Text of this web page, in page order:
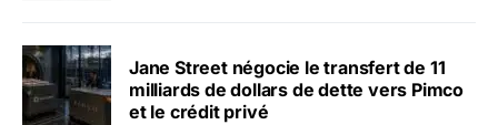
Jane Street négocie le transfert de 11
milliards de dollars de dette vers Pimco
et le crédit privé